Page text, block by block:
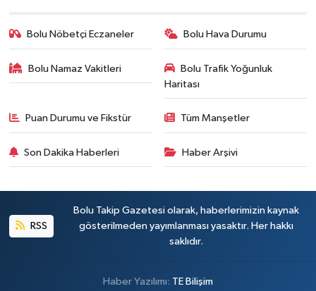
Bolu Nöbetçi Eczaneler Bolu Hava Durumu
Bolu Namaz Vakitleri
Bolu Trafik Yoğunluk
Haritası
Puan Durumu ve Fikstür Tüm Manşetler
Son Dakika Haberleri Haber Arşivi
RSS
Bolu Takip Gazetesi olarak, haberlerimizin kaynak
gösterilmeden yayımlanması yasaktır. Her hakkı
saklıdır.
Haber Yazılımı: TE Bilişim